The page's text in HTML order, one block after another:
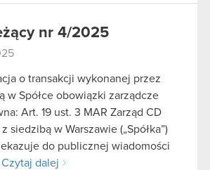
nr 4/2025
o transakcji wykonanej przez
w Spółce obowiązki zarządcze
Art. 19 ust. 3 MAR Zarząd CD
z siedzibą w Warszawie („Spółka”)
do publicznej wiadomości
Czytaj dalej